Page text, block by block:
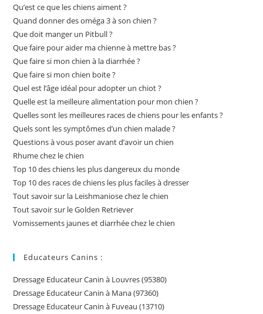
Qu’est ce que les chiens aiment ?
Quand donner des oméga 3 à son chien ?
Que doit manger un Pitbull ?
Que faire pour aider ma chienne à mettre bas ?
Que faire si mon chien à la diarrhée ?
Que faire si mon chien boite ?
Quel est l’âge idéal pour adopter un chiot ?
Quelle est la meilleure alimentation pour mon chien ?
Quelles sont les meilleures races de chiens pour les enfants ?
Quels sont les symptômes d’un chien malade ?
Questions à vous poser avant d’avoir un chien
Rhume chez le chien
Top 10 des chiens les plus dangereux du monde
Top 10 des races de chiens les plus faciles à dresser
Tout savoir sur la Leishmaniose chez le chien
Tout savoir sur le Golden Retriever
Vomissements jaunes et diarrhée chez le chien
Educateurs Canins :
Dressage Educateur Canin à Louvres (95380)
Dressage Educateur Canin à Mana (97360)
Dressage Educateur Canin à Fuveau (13710)